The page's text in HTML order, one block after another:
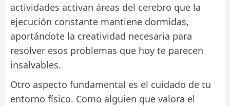
actividades activan áreas del cerebro que la
ejecución constante mantiene dormidas,
aportándote la creatividad necesaria para
resolver esos problemas que hoy te parecen
insalvables.
Otro aspecto fundamental es el cuidado de tu
entorno físico. Como alguien que valora el